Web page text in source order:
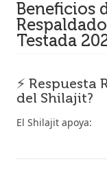
Beneficios
Testada
⚡
del Shilajit?
El Shilajit apoya: